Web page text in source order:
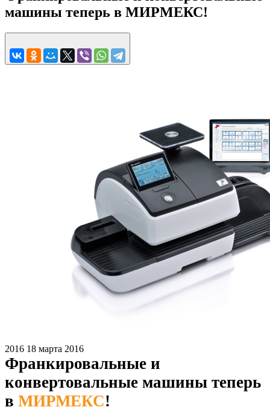
машины теперь в МИРМЕКС!
2016 18 марта 2016
Франкировальные и
конвертовальные машины теперь
в МИРМЕКС!